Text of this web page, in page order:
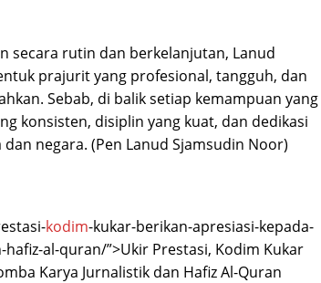
secara rutin dan berkelanjutan, Lanud
prajurit yang profesional, tangguh, dan
Sebab, di balik setiap kemampuan yang
konsisten, disiplin yang kuat, dan dedikasi
negara. (Pen Lanud Sjamsudin Noor)
kodim-kukar-berikan-apresiasi-kepada-
al-quran/”>Ukir Prestasi, Kodim Kukar
Karya Jurnalistik dan Hafiz Al-Quran